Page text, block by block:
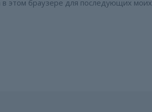
этом браузере для последующих моих